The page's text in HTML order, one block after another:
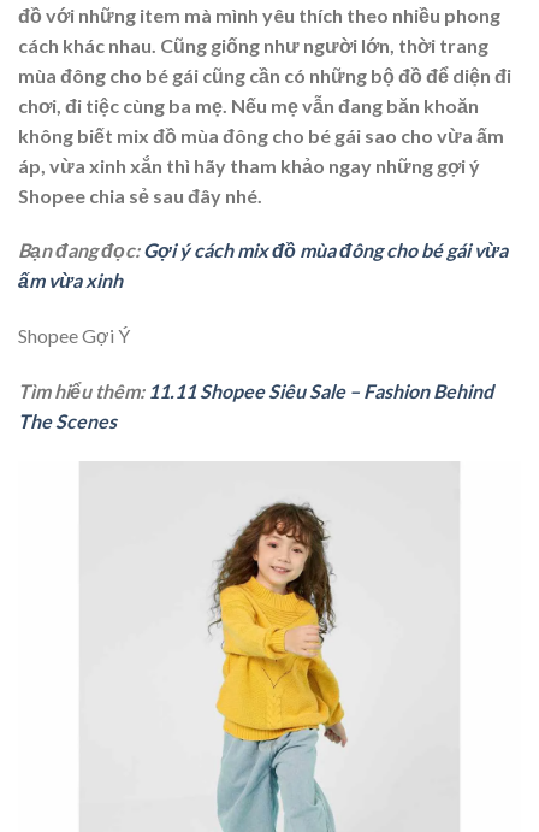
đồ với những item mà mình yêu thích theo nhiều phong
cách khác nhau. Cũng giống như người lớn, thời trang
mùa đông cho bé gái cũng cần có những bộ đồ để diện đi
chơi, đi tiệc cùng ba mẹ. Nếu mẹ vẫn đang băn khoăn
không biết mix đồ mùa đông cho bé gái sao cho vừa ấm
áp, vừa xinh xắn thì hãy tham khảo ngay những gợi ý
Shopee chia sẻ sau đây nhé.
Bạn đang đọc:Gợi ý cách mix đồ mùa đông cho bé gái vừa
ấm vừa xinh
Shopee Gợi Ý
Tìm hiểu thêm: 11.11 Shopee Siêu Sale – Fashion Behind
The Scenes